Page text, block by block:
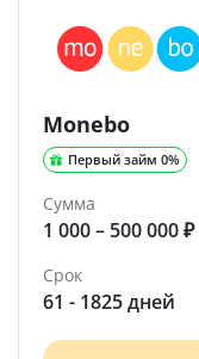
Monebo
Первый займ 0%
Сумма
1 000 – 500 000 ₽
Срок
61 - 1825 дней